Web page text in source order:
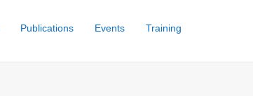
Publications Events Training